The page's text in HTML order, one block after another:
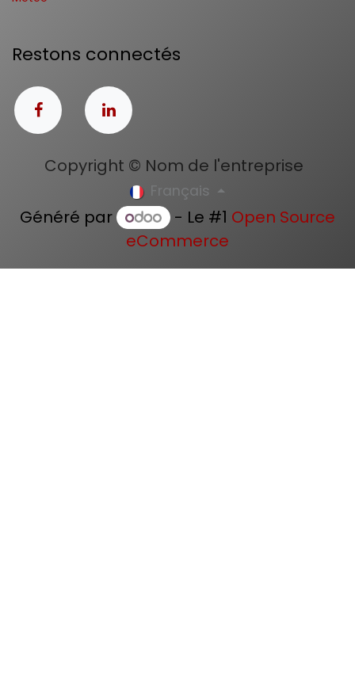
Restons connectés
Copyright © Nom de l'entreprise
Français
Généré par - Le #1 Open Source
eCommerce